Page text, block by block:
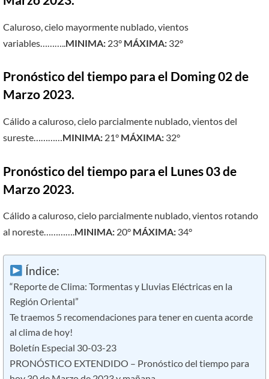
Caluroso, cielo mayormente nublado, vientos
variables……….. MINIMA: 23° MÁXIMA: 32°
Pronóstico del tiempo para el Doming 02 de
Marzo 2023.
Cálido a caluroso, cielo parcialmente nublado, vientos del
sureste…………MINIMA: 21° MÁXIMA: 32°
Pronóstico del tiempo para el Lunes 03 de
Marzo 2023.
Cálido a caluroso, cielo parcialmente nublado, vientos rotando
al noreste………….MINIMA: 20° MÁXIMA: 34°
Índice:
“Reporte de Clima: Tormentas y Lluvias Eléctricas en la
Región Oriental”
Te traemos 5 recomendaciones para tener en cuenta acorde
al clima de hoy!
Boletín Especial 30-03-23
PRONÓSTICO EXTENDIDO – Pronóstico del tiempo para